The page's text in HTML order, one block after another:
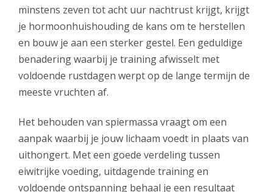
minstens zeven tot acht uur nachtrust krijgt, krijgt
je hormoonhuishouding de kans om te herstellen
en bouw je aan een sterker gestel. Een geduldige
benadering waarbij je training afwisselt met
voldoende rustdagen werpt op de lange termijn de
meeste vruchten af.
Het behouden van spiermassa vraagt om een
aanpak waarbij je jouw lichaam voedt in plaats van
uithongert. Met een goede verdeling tussen
eiwitrijke voeding, uitdagende training en
voldoende ontspanning behaal je een resultaat